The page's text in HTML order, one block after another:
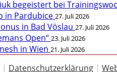
begeistert bei
in Pardubice 27. Juli 2026
in Bad Vöslau 27. Juli 2026
Open“ 23. Juli 2026
in Wien 21. Juli 2026
| Datenschutzerklärung |